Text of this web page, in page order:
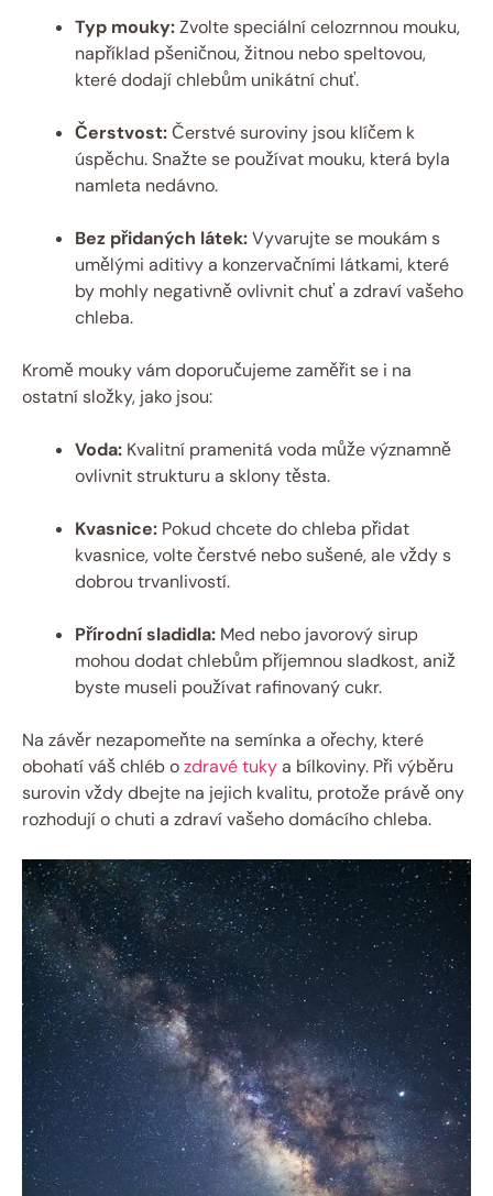
Typ mouky:Zvolte speciální celozrnnou mouku,
například pšeničnou, žitnou nebo speltovou,
které dodají chlebům unikátní chuť.
Čerstvost:Čerstvé suroviny jsou klíčem k
úspěchu. Snažte se používat mouku, která byla
namleta nedávno.
Bez přidaných látek:Vyvarujte se moukám s
umělými aditivy a konzervačními látkami, které
by mohly negativně ovlivnit chuť a zdraví vašeho
chleba.
Kromě mouky vám doporučujeme zaměřit se i na
ostatní složky, jako jsou:
Voda: Kvalitní pramenitá voda může významně
ovlivnit strukturu a sklony těsta.
Kvasnice: Pokud chcete do chleba přidat
kvasnice, volte čerstvé nebo sušené, ale vždy s
dobrou trvanlivostí.
Přírodní sladidla: Med nebo javorový sirup
mohou dodat chlebům příjemnou sladkost, aniž
byste museli používat rafinovaný cukr.
Na závěr nezapomeňte na semínka a ořechy, které
obohatí váš chléb ozdravé tukya bílkoviny. Při výběru
surovin vždy dbejte na jejich kvalitu, protože právě ony
rozhodují o chuti a zdraví vašeho domácího chleba.